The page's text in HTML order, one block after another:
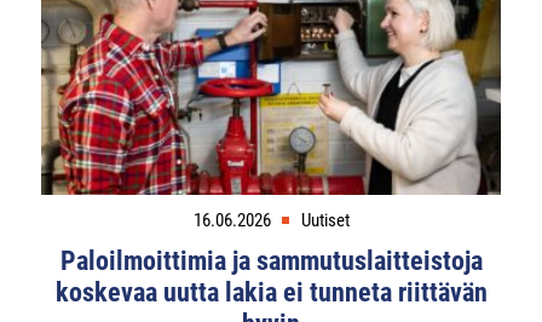
16.06.2026 Uutiset
Paloilmoittimia ja sammutuslaitteistoja
koskevaa uutta lakia ei tunneta riittävän